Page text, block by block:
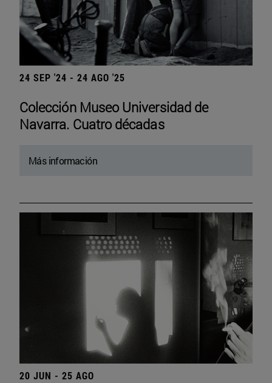
24 SEP '24 - 24 AGO '25
Colección Museo Universidad de
Navarra. Cuatro décadas
Más información
20 JUN - 25 AGO